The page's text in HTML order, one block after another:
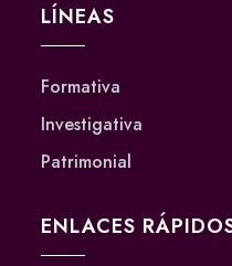
LÍNEAS
Formativa
Investigativa
Patrimonial
ENLACES